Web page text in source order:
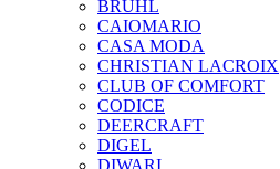
BRUHL
CAIOMARIO
CASA MODA
CHRISTIAN LACROIX
CLUB OF COMFORT
CODICE
DEERCRAFT
DIGEL